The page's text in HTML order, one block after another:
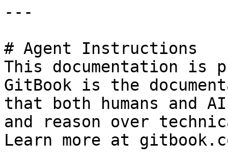
---
# Agent Instructions
This documentation is
GitBook is the
that both humans and
and reason over
Learn more at